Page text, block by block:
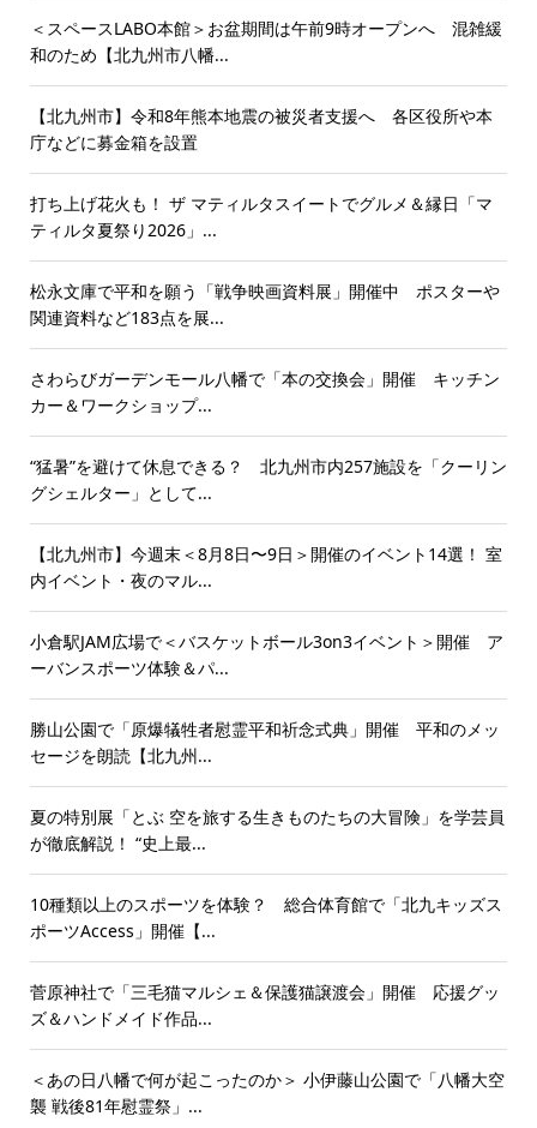
＜スペースLABO本館＞お盆期間は午前9時オープンへ 混雑緩
和のため【北九州市八幡...
【北九州市】令和8年熊本地震の被災者支援へ 各区役所や本
庁などに募金箱を設置
打ち上げ花火も！ ザ マティルタスイートでグルメ＆縁日「マ
ティルタ夏祭り2026」...
松永文庫で平和を願う「戦争映画資料展」開催中 ポスターや
関連資料など183点を展...
さわらびガーデンモール八幡で「本の交換会」開催 キッチン
カー＆ワークショップ...
“猛暑”を避けて休息できる？ 北九州市内257施設を「クーリン
グシェルター」として...
【北九州市】今週末＜8月8日〜9日＞開催のイベント14選！ 室
内イベント・夜のマル...
小倉駅JAM広場で＜バスケットボール3on3イベント＞開催 ア
ーバンスポーツ体験＆パ...
勝山公園で「原爆犠牲者慰霊平和祈念式典」開催 平和のメッ
セージを朗読【北九州...
夏の特別展「とぶ 空を旅する生きものたちの大冒険」を学芸員
が徹底解説！ “史上最...
10種類以上のスポーツを体験？ 総合体育館で「北九キッズス
ポーツAccess」開催【...
菅原神社で「三毛猫マルシェ＆保護猫譲渡会」開催 応援グッ
ズ＆ハンドメイド作品...
＜あの日八幡で何が起こったのか＞ 小伊藤山公園で「八幡大空
襲 戦後81年慰霊祭」...